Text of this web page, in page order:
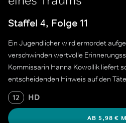
Staffel 4, Folge 11
Ein Jugendlicher wird ermordet
verschwinden wertvolle
Kommissarin Hanna Kowollik liefert
entscheidenden Hinweis auf den
12 HD
AB 5,98 €